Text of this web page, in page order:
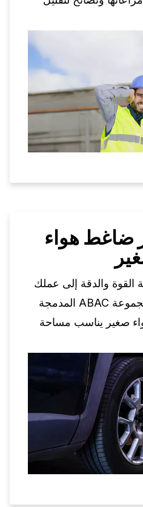
ضاغط هواء
والدقة إلى عملك
اليدوي؟ استكشف مجموعة ABAC المدمجة
صغير يناسب مساحة